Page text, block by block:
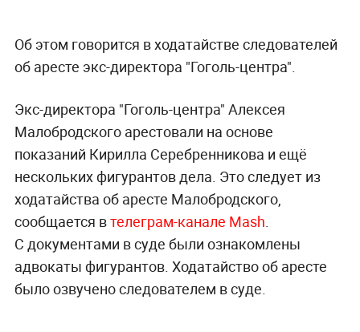
Об этом говорится в ходатайстве следователей
об аресте экс-директора "Гоголь-центра".
Экс-директора "Гоголь-центра" Алексея
Малобродского арестовали на основе
показаний Кирилла Серебренникова и ещё
нескольких фигурантов дела. Это следует из
ходатайства об аресте Малобродского,
сообщается втелеграм-канале Mash.
С документами в суде были ознакомлены
адвокаты фигурантов. Ходатайство об аресте
было озвучено следователем в суде.